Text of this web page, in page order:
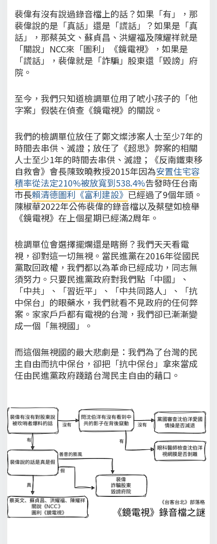
裴偉有沒有說過錄音檔上的話？如果「有」，那
裴偉說的是「真話」還是「謊話」？如果是「真
話」，那蔡英文、蘇貞昌、洪耀福及陳耀祥就是
「關說」NCC來「圖利」《鏡電視》，如果是
「謊話」，裴偉就是「詐騙」股東還「毀謗」府
院。
至今，我們只知道檢調單位用了唬小孩子的「他
字案」假裝在偵查《鏡電視》的關說。
我們的檢調單位放任了鄭文燦涉案人士至少7年的
時間去串供、滅證；放任了《超思》弊案的相關
人士至少1年的時間去串供、滅證；《反南鐵東移
自救會》會長陳致曉教授2015年因為安置住宅容
積率從法定210%被放寬到538.4%告發時任台南
市長賴清德圖利《富利建設》已經過了9個年頭。
陳椒華2022年公佈裴偉的錄音檔以及蔡壁如檢舉
《鏡電視》在上個星期已經滿2周年。
檢調單位會選擇擺爛還是瞎掰？我們天天看電
視，卻對這一切無視。當民進黨在2016年從國民
黨取回政權，我們都以為革命已經成功，同志無
須努力。只要民進黨政府對我們點「中國」、
「中共」、「習近平」、「中共同路人」、「抗
中保台」的眼藥水，我們就看不見政府的任何弊
案。家家戶戶都有電視的台灣，我們卻已漸漸變
成一個「無視國」。
而這個無視國的最大悲劇是：我們為了台灣的民
主自由而抗中保台，卻把「抗中保台」拿來當成
任由民進黨政府踐踏台灣民主自由的藉口。